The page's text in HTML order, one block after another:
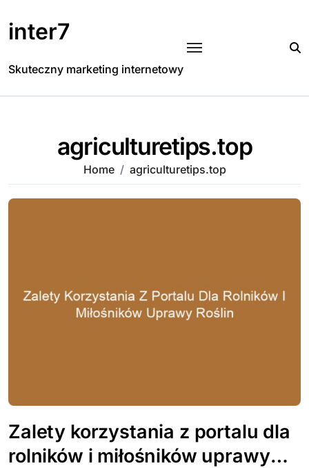
to
content
inter7
Skuteczny marketing internetowy
agriculturetips.top
Home agriculturetips.top
Zalety korzystania z portalu dla
rolników i miłośników uprawy